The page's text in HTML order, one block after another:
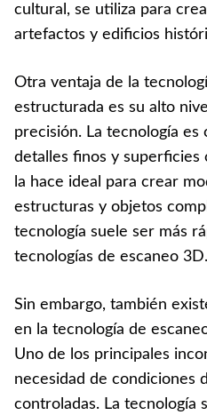
cultural, se utiliza para
artefactos y edificios
Otra ventaja de la
estructurada es su alto
precisión. La tecnología es
detalles finos y superficies
la hace ideal para crear
estructuras y objetos
tecnología suele ser más
tecnologías de escaneo 3D.
Sin embargo, también
en la tecnología de
Uno de los principales
necesidad de condiciones
controladas. La tecnología